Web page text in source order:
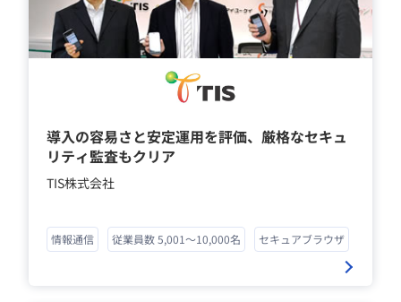
導入の容易さと安定運用を評価、厳格なセキュ
リティ監査もクリア
TIS株式会社
情報通信 従業員数 5,001～10,000名 セキュアブラウザ